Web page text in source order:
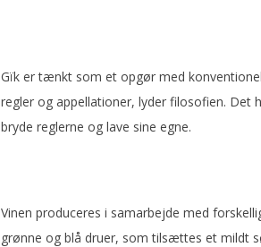
Gïk er tænkt som et opgør med
regler og appellationer, lyder filosofien. Det
bryde reglerne og lave sine egne.
Vinen produceres i samarbejde med
grønne og blå druer, som tilsættes et mildt